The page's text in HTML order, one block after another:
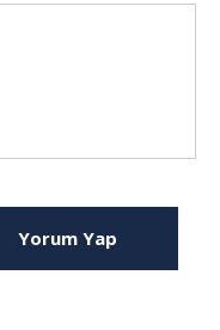
Yorum Yap